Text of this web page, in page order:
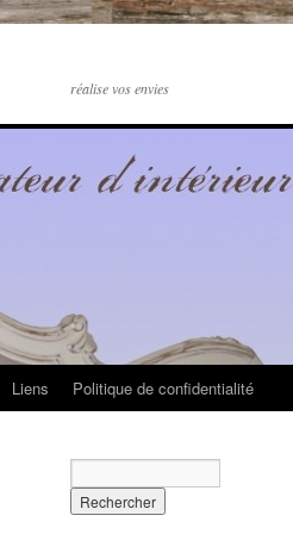
réalise vos envies
Liens Politique de confidentialité